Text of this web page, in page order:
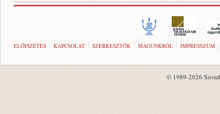
ELŐFIZETÉS KAPCSOLAT SZERKESZTŐK MAGUNKRÓL IMPRESSZUM
© 1989-2026